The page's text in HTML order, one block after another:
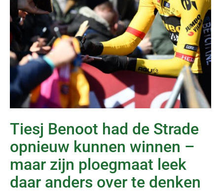
Tiesj Benoot had de Strade
opnieuw kunnen winnen –
maar zijn ploegmaat leek
daar anders over te denken